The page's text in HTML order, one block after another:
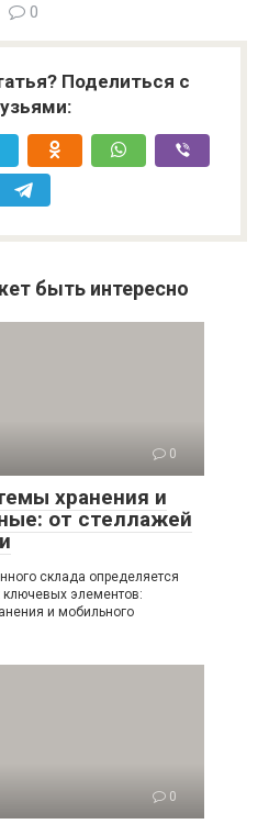
0
Поделиться с
быть интересно
0
хранения и
от стеллажей
склада определяется
ключевых элементов:
и мобильного
0